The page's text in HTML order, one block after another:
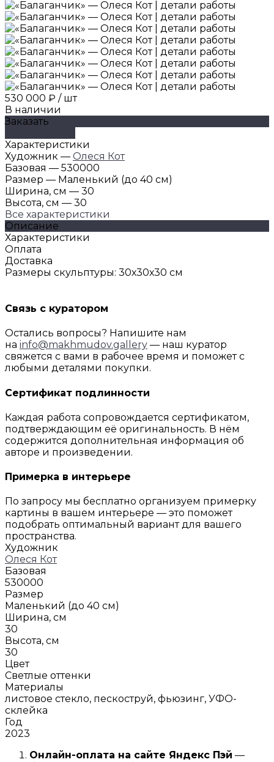
530 000 ₽ / шт
В наличии
Заказать
Характеристики
Художник — Олеся Кот
Базовая — 530000
Размер — Маленький (до 40 см)
Ширина, см — 30
Высота, см — 30
Все характеристики
Описание
Характеристики
Оплата
Доставка
Размеры скульптуры: 30х30х30 см
Связь с куратором
Остались вопросы? Напишите нам
на info@makhmudov.gallery — наш куратор
свяжется с вами в рабочее время и поможет с
любыми деталями покупки.
Сертификат подлинности
Каждая работа сопровождается сертификатом,
подтверждающим её оригинальность. В нём
содержится дополнительная информация об
авторе и произведении.
Примерка в интерьере
По запросу мы бесплатно организуем примерку
картины в вашем интерьере — это поможет
подобрать оптимальный вариант для вашего
пространства.
Художник
Олеся Кот
Базовая
530000
Размер
Маленький (до 40 см)
Ширина, см
30
Высота, см
30
Цвет
Светлые оттенки
Материалы
листовое стекло, пескоструй, фьюзинг, УФО-
склейка
Год
2023
Онлайн-оплата на сайте Яндекс Пэй —